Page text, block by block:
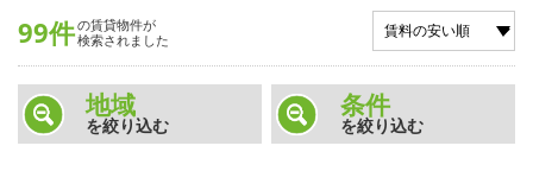
ペットと暮らせる部屋を探す
カップル向けの部屋を探す
敷金礼金0円の部屋を探す
99件の賃貸物件が
検索されました
地域
を絞り込む
条件
を絞り込む